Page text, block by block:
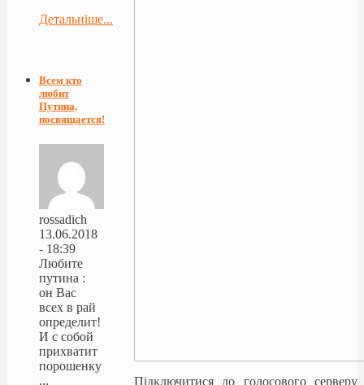
Підключитися до голосового серверу
Детальніше...
Всем кто
любит
Путина,
посвящается!
rossadich
13.06.2018
- 18:39
Любите
путина :
он Вас
всех в рай
определит!
И с собой
прихватит
порошенку
...